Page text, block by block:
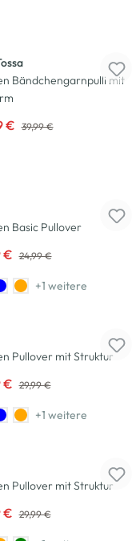
Bändchengarnpulli mit
€ 39,99 €
Basic Pullover
€ 24,99 €
+1 weitere
Pullover mit Struktur
€ 29,99 €
+1 weitere
Pullover mit Struktur
€ 29,99 €